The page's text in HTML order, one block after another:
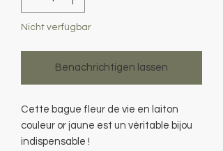
Nicht verfügbar
Benachrichtigen lassen
Cette bague fleur de vie en laiton
couleur or jaune est un véritable bijou
indispensable !